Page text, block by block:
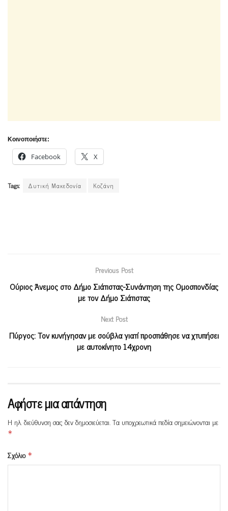
Κοινοποιήστε:
Facebook X
Tags: Δυτική Μακεδονία Κοζάνη
Previous Post
Ούριος Άνεμος στο Δήμο Σιάτιστας-Συνάντηση της Ομοσπονδίας
με τον Δήμο Σιάτιστας
Next Post
Πύργος: Τον κυνήγησαν με σούβλα γιατί προσπάθησε να χτυπήσει
με αυτοκίνητο 14χρονη
Αφήστε μια απάντηση
Η ηλ. διεύθυνση σας δεν δημοσιεύεται.Τα υποχρεωτικά πεδία σημειώνονται με
*
Σχόλιο *